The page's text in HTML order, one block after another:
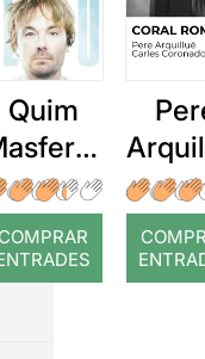
Quim
Temps
COMPRAR
: